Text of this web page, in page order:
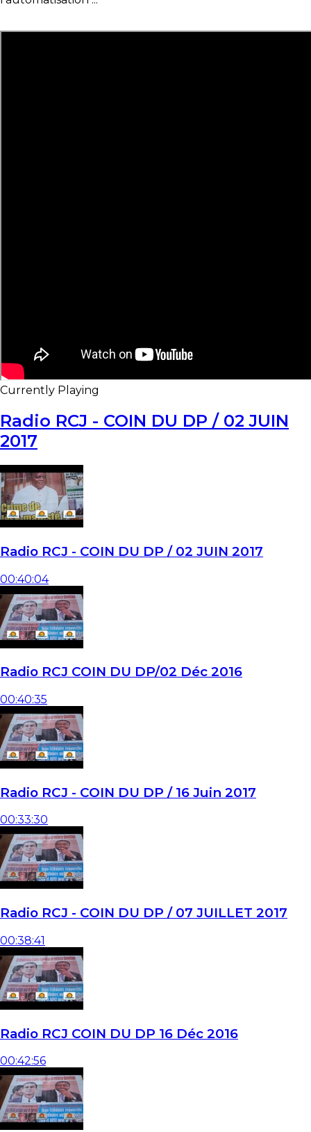
Currently Playing
Radio RCJ - COIN DU DP / 02 JUIN
2017
Radio RCJ - COIN DU DP / 02 JUIN 2017
00:40:04
Radio RCJ COIN DU DP/02 Déc 2016
00:40:35
Radio RCJ - COIN DU DP / 16 Juin 2017
00:33:30
Radio RCJ - COIN DU DP / 07 JUILLET 2017
00:38:41
Radio RCJ COIN DU DP 16 Déc 2016
00:42:56